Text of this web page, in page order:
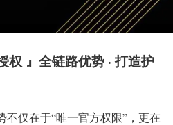
权 』全链路优势 · 打造护
仅在于“唯一官方权限”，更在